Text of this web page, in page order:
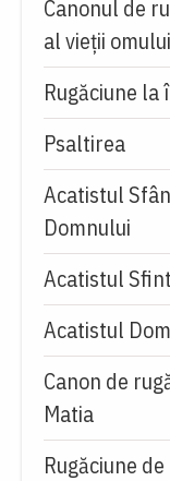
Canonul de
al vieții omului
Rugăciune
Psaltirea
Acatistul
Domnului
Acatistul
Acatistul
Canon de
Matia
Rugăciune